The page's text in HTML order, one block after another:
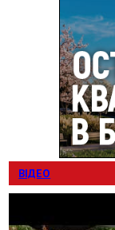
ВІДЕО